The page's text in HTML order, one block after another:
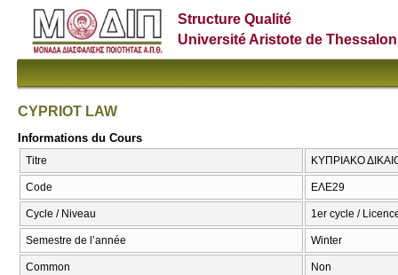
Structure Qualité
Université Aristote de
CYPRIOT LAW
Informations du Cours
Titre ΚΥΠΡΙΑΚΟ
Code ΕΛΕ29
Cycle / Niveau 1er cycle /
Semestre de l’année Winter
Common Non